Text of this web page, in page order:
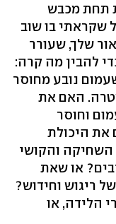
תחת מכבש
שקראתי בו שוב
שלך, שעורר
להבין מה קרה:
נובע מחוסר
האם את
וחוסר
את היכולת
השחיקה והקושי
או שאת
תספק לך 60 שנה של ריגוש וחידוש?
הלידה, או